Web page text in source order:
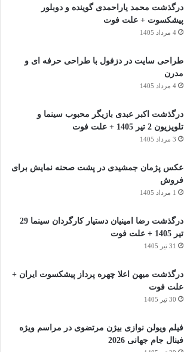
درگذشت محمد یاراحمدی گوینده و دوبلور
پیشکسوت + علت فوت
4 مرداد 1405
طراحی سایت در دزفول با طراحی حرفه‌ ای و
مدرن
4 مرداد 1405
درگذشت اکبر عبدی بازیگر محبوب سینما و
تلویزیون 2 تیر 1405 + علت فوت
3 مرداد 1405
عکس پژمان جمشیدی در پشت صحنه نمایش برای
فروش
1 مرداد 1405
درگذشت رضا امینیان دستیار کارگردان سینما 29
تیر 1405 + علت فوت
31 تیر 1405
درگذشت میهن اعلا چهره پرداز پیشکسوت ایران +
علت فوت
30 تیر 1405
فیلم ویولن نوازی بیژن مرتضوی در مراسم ویژه
فینال جام جهانی 2026